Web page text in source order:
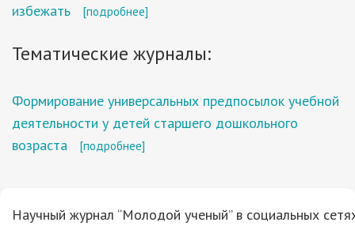
избежать
[подробнее]
Тематические журналы:
Формирование универсальных предпосылок учебной
деятельности у детей старшего дошкольного
возраста
[подробнее]
Научный журнал “Молодой ученый” в социальных